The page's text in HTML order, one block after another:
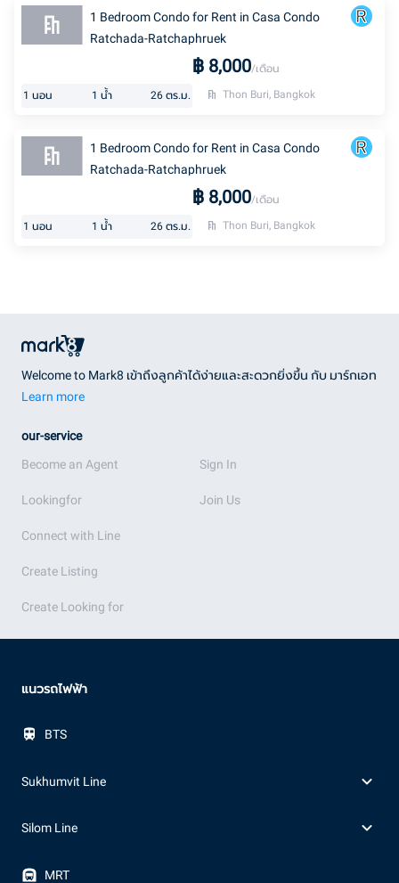
1 Bedroom Condo for Rent in Casa Condo
Ratchada-Ratchaphruek
฿ 8,000/เดือน
1 นอน 1 น้ำ 26 ตร.ม. Thon Buri, Bangkok
1 Bedroom Condo for Rent in Casa Condo
Ratchada-Ratchaphruek
฿ 8,000/เดือน
1 นอน 1 น้ำ 26 ตร.ม. Thon Buri, Bangkok
Welcome to Mark8 เข้าถึงลูกค้าได้ง่ายและสะดวกยิ่งขึ้น กับ มาร์กเอท
Learn more
our-service
Become an Agent
Lookingfor
Connect with Line
Create Listing
Create Looking for
Sign In
Join Us
แนวรถไฟฟ้า
BTS
Sukhumvit Line
Silom Line
MRT